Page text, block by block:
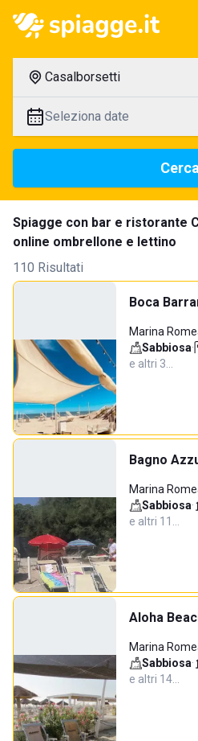
Casalborsetti
Seleziona date
Cerca
Spiagge con bar e ristorante
online ombrellone e lettino
110 Risultati
Boca
Marina
Sabbiosa·
e altri 3…
Bagno
Marina
Sabbiosa·
e altri 11…
Aloha
Marina
Sabbiosa·
e altri 14…